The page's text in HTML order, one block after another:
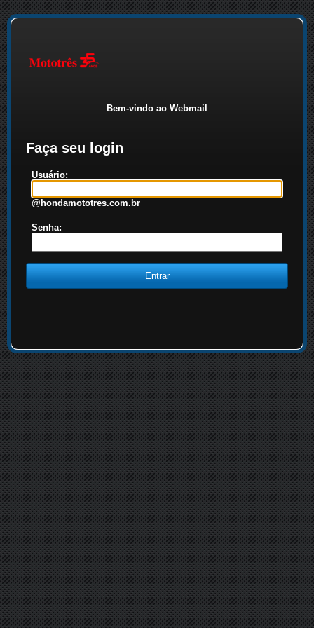
Bem-vindo ao Webmail
Faça seu login
Usuário:
@hondamototres.com.br
Senha: